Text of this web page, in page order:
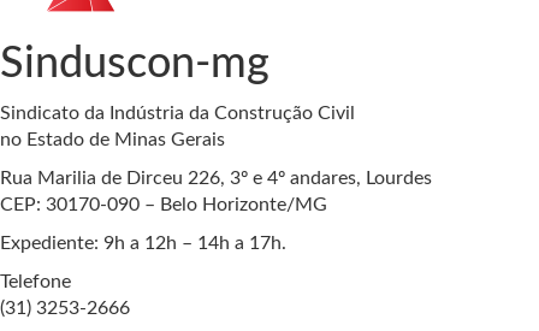
Sinduscon-mg
Sindicato da Indústria da Construção Civil
no Estado de Minas Gerais
Rua Marilia de Dirceu 226, 3º e 4º andares, Lourdes
CEP: 30170-090 – Belo Horizonte/MG
Expediente: 9h a 12h – 14h a 17h.
Telefone
(31) 3253-2666